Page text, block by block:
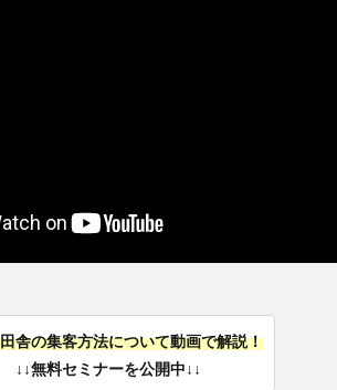
舎の集客方法について動画で解説！
↓↓無料セミナーを公開中↓↓